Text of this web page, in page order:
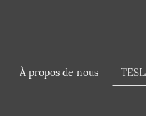
À propos de nous